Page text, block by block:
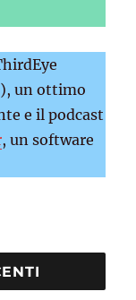
), un ottimo
e il podcast
, un software